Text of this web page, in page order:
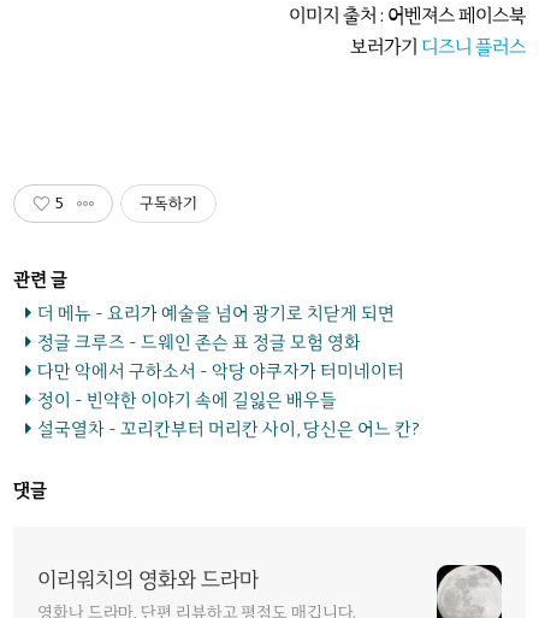
이미지 출처 : 어벤져스 페이스북
보러가기 디즈니 플러스
5 구독하기
더 메뉴 - 요리가 예술을 넘어 광기로 치닫게 되면
정글 크루즈 - 드웨인 존슨 표 정글 모험 영화
다만 악에서 구하소서 - 악당 야쿠자가 터미네이터
정이 - 빈약한 이야기 속에 길잃은 배우들
설국열차 - 꼬리칸부터 머리칸 사이, 당신은 어느 칸?
댓글
이리워치의 영화와 드라마
영화나 드라마, 단편 리뷰하고 평점도 매깁니다.